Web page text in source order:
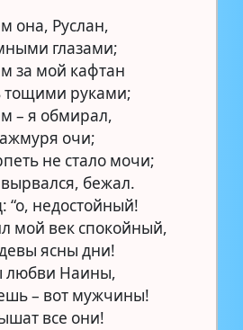
она, Руслан,
глазами;
за мой кафтан
тощими руками;
– я обмирал,
очи;
не стало мочи;
бежал.
“о, недостойный!
мой век спокойный,
ясны дни!
любви Наины,
– вот мужчины!
все они!